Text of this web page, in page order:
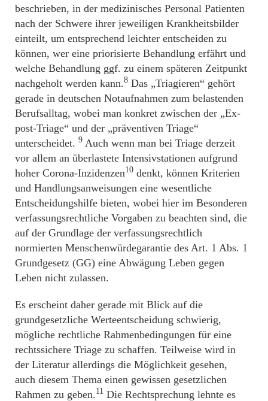
beschrieben, in der medizinisches Personal Patienten
nach der Schwere ihrer jeweiligen Krankheitsbilder
einteilt, um entsprechend leichter entscheiden zu
können, wer eine priorisierte Behandlung erfährt und
welche Behandlung ggf. zu einem späteren Zeitpunkt
nachgeholt werden kann.8 Das „Triagieren“ gehört
gerade in deutschen Notaufnahmen zum belastenden
Berufsalltag, wobei man konkret zwischen der „Ex-
post-Triage“ und der „präventiven Triage“
unterscheidet. 9 Auch wenn man bei Triage derzeit
vor allem an überlastete Intensivstationen aufgrund
hoher Corona-Inzidenzen10 denkt, können Kriterien
und Handlungsanweisungen eine wesentliche
Entscheidungshilfe bieten, wobei hier im Besonderen
verfassungsrechtliche Vorgaben zu beachten sind, die
auf der Grundlage der verfassungsrechtlich
normierten Menschenwürdegarantie des Art. 1 Abs. 1
Grundgesetz (GG) eine Abwägung Leben gegen
Leben nicht zulassen.
Es erscheint daher gerade mit Blick auf die
grundgesetzliche Werteentscheidung schwierig,
mögliche rechtliche Rahmenbedingungen für eine
rechtssichere Triage zu schaffen. Teilweise wird in
der Literatur allerdings die Möglichkeit gesehen,
auch diesem Thema einen gewissen gesetzlichen
Rahmen zu geben.11 Die Rechtsprechung lehnte es